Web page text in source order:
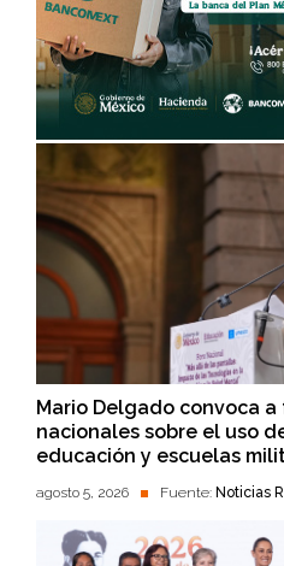
Mario Delgado convoca
nacionales sobre el uso
educación y escuelas
agosto 5, 2026 Fuente: Noticias